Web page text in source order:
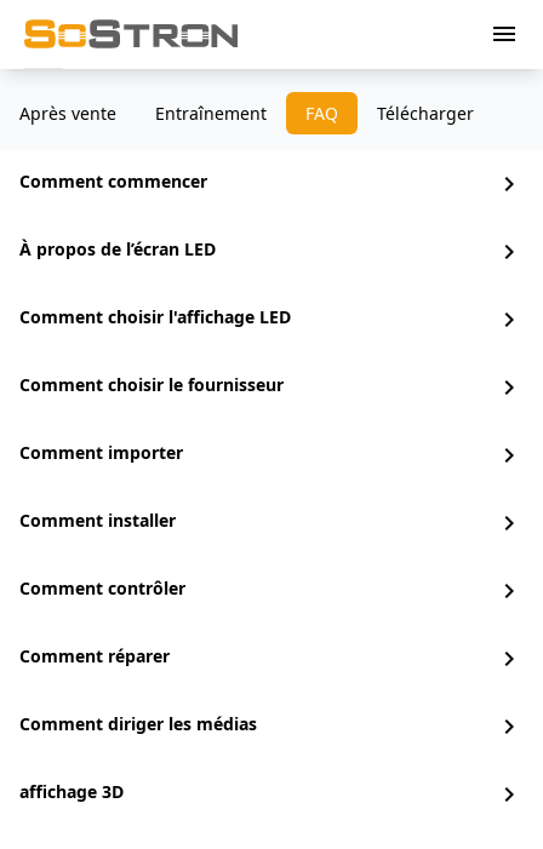
menu
Après vente Entraînement FAQ Télécharger
Comment commencer chevron_right
À propos de l’écran LED chevron_right
Comment choisir l'affichage LED chevron_right
Comment choisir le fournisseur chevron_right
Comment importer chevron_right
Comment installer chevron_right
Comment contrôler chevron_right
Comment réparer chevron_right
Comment diriger les médias chevron_right
affichage 3D chevron_right